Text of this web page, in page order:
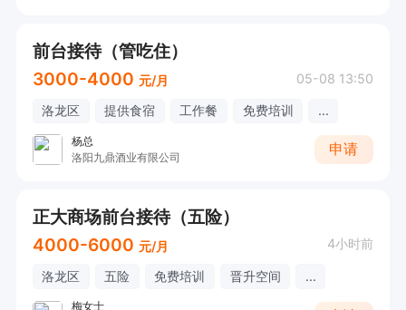
前台接待（管吃住）
3000-4000 元/月 05-08 13:50
洛龙区 提供食宿 工作餐 免费培训 ...
杨总
洛阳九鼎酒业有限公司
申请
正大商场前台接待（五险）
4000-6000 元/月 4小时前
洛龙区 五险 免费培训 晋升空间 ...
梅女士